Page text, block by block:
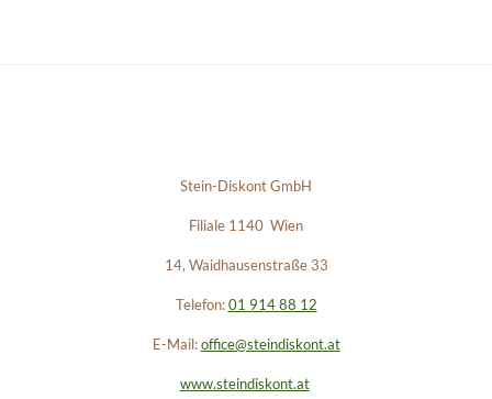
Stein-Diskont GmbH
Filiale 1140 Wien
14, Waidhausenstraße 33
Telefon: 01 914 88 12
E-Mail: office@steindiskont.at
www.steindiskont.at